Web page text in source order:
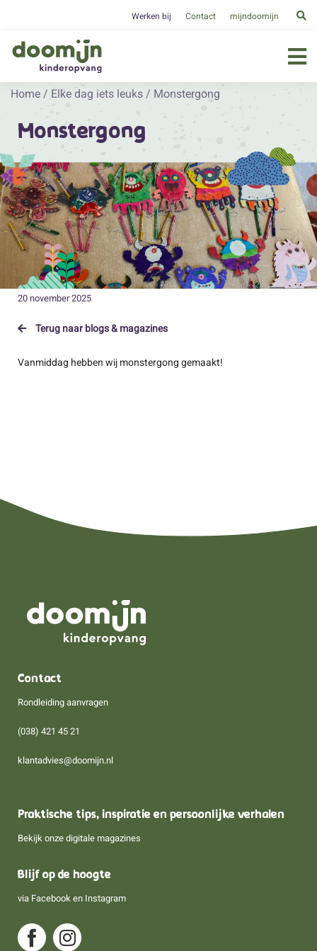
Werken bij Contact mijndoomijn
Home / Elke dag iets leuks / Monstergong
Monstergong
20 november 2025
Terug naar blogs & magazines
Vanmiddag hebben wij monstergong gemaakt!
Contact
Rondleiding aanvragen
(038) 421 45 21
klantadvies@doomijn.nl
Praktische tips, inspiratie en persoonlijke verhalen
Bekijk onze digitale magazines
Blijf op de hoogte
via Facebook en Instagram